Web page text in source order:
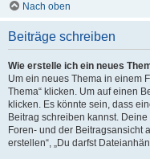
Nach oben
Beiträge schreiben
Wie erstelle ich ein neues
Um ein neues Thema in einem
Thema“ klicken. Um auf einen
klicken. Es könnte sein, dass
Beitrag schreiben kannst.
Foren- und der Beitragsansicht
erstellen“, „Du darfst